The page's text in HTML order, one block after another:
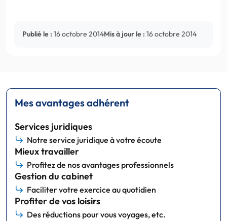
Publié le : 16 octobre 2014Mis à jour le : 16 octobre 2014
Mes avantages adhérent
Services juridiques
Notre service juridique à votre écoute
Mieux travailler
Profitez de nos avantages professionnels
Gestion du cabinet
Faciliter votre exercice au quotidien
Profiter de vos loisirs
Des réductions pour vous voyages, etc.